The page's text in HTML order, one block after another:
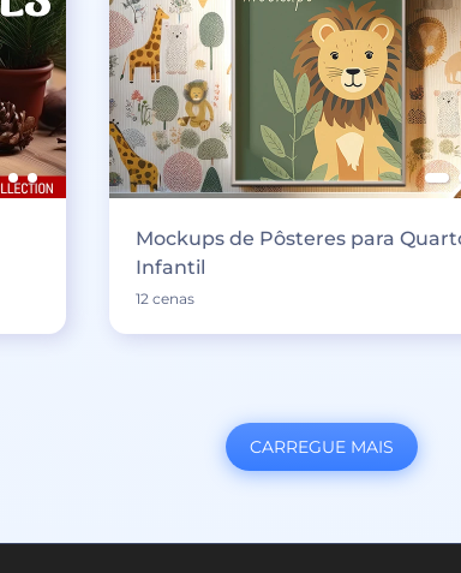
Mockups de Pôsteres para
Infantil
12 cenas
CARREGUE MAIS